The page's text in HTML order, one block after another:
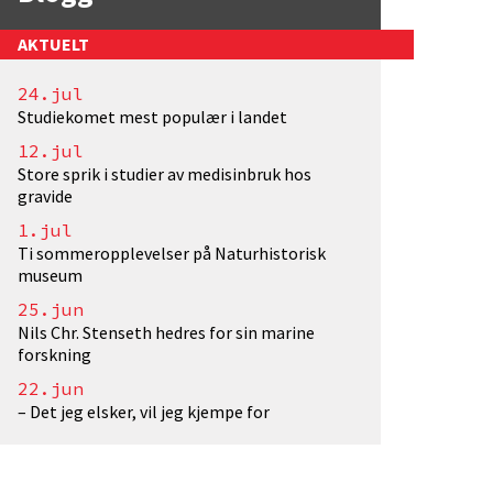
a>. Fotograf: EivindTorgersen/UiO.
AKTUELT
24.jul
Studiekomet mest populær i landet
12.jul
Store sprik i studier av medisinbruk hos
gravide
1.jul
Ti sommeropplevelser på Naturhistorisk
museum
25.jun
Nils Chr. Stenseth hedres for sin marine
forskning
22.jun
– Det jeg elsker, vil jeg kjempe for